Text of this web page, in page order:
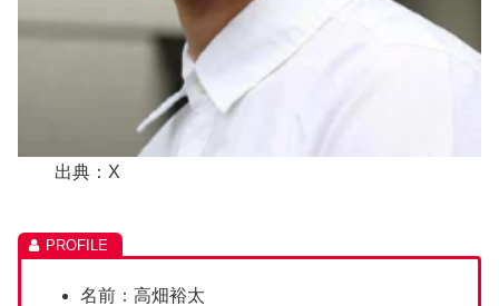
出典：X
名前：高畑裕太